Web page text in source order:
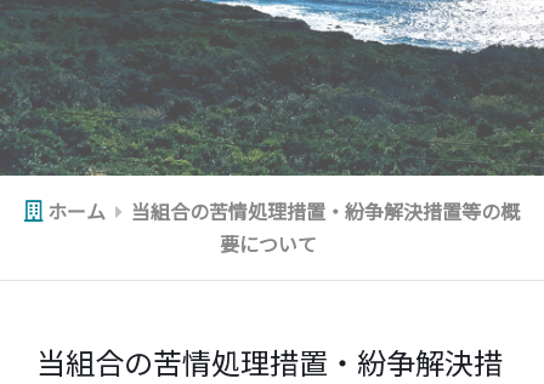
ホーム
当組合の苦情処理措置・紛争解決措置等の概
要について
当組合の苦情処理措置・紛争解決措